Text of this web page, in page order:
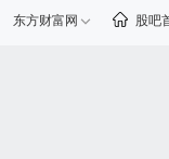
东方财富网 股吧